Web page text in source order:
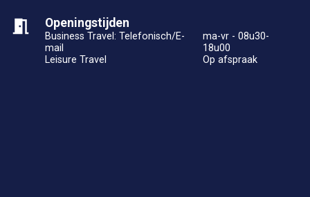
Openingstijden
Business Travel: Telefonisch/E-
mail
ma-vr - 08u30-
18u00
Leisure Travel
Op afspraak